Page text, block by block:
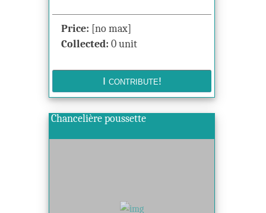
Price: [no max]
Collected: 0 unit
Chancelière poussette